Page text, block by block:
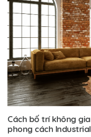
Cách bố trí không
phong cách Industrial